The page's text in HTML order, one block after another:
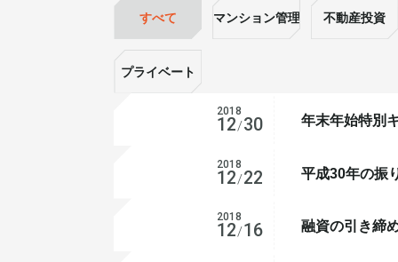
すべて マンション管理 不動産投資
プライベート
2018
12/30 年末年始特別
2018
12/22 平成30年の振
2018
12/16 融資の引き締